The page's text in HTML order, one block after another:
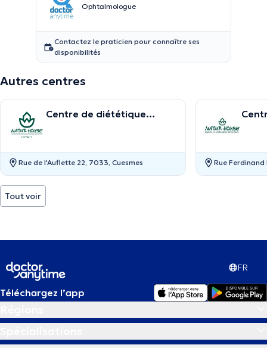
Ophtalmologue
Contactez le praticien pour connaître ses
disponibilités
Autres centres
Centre de diététique
Rue de l'Auflette 22, 7033, Cuesmes Rue
Tout voir
FR
Téléchargez l’app